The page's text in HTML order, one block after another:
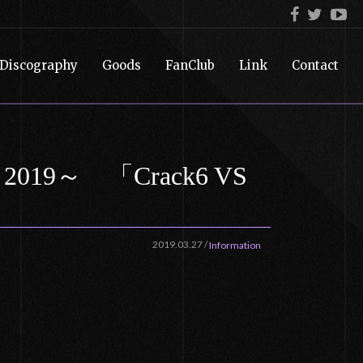
Discography Goods FanClub Link Contact
2019～ 「Crack6 VS
2019.03.27/Information